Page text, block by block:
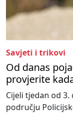
Savjeti i trikovi
Od danas
provjerite
Cijeli tjedan od
području